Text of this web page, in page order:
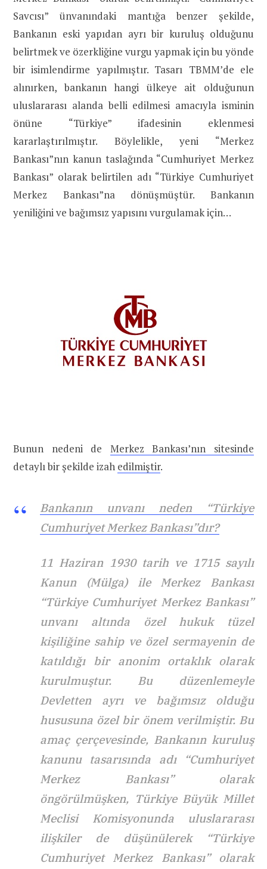
Savcısı” ünvanındaki mantığa benzer şekilde,
Bankanın eski yapıdan ayrı bir kuruluş olduğunu
belirtmek ve özerkliğine vurgu yapmak için bu yönde
bir isimlendirme yapılmıştır. Tasarı TBMM’de ele
alınırken, bankanın hangi ülkeye ait olduğunun
uluslararası alanda belli edilmesi amacıyla isminin
önüne “Türkiye” ifadesinin eklenmesi
kararlaştırılmıştır. Böylelikle, yeni “Merkez
Bankası”nın kanun taslağında “Cumhuriyet Merkez
Bankası” olarak belirtilen adı “Türkiye Cumhuriyet
Merkez Bankası”na dönüşmüştür. Bankanın
yeniliğini ve bağımsız yapısını vurgulamak için…
Bunun nedeni de Merkez Bankası’nın sitesinde
detaylı bir şekilde izah edilmiştir.
Bankanın unvanı neden “Türkiye
Cumhuriyet Merkez Bankası”dır?
11 Haziran 1930 tarih ve 1715 sayılı
Kanun (Mülga) ile Merkez Bankası
“Türkiye Cumhuriyet Merkez Bankası”
unvanı altında özel hukuk tüzel
kişiliğine sahip ve özel sermayenin de
katıldığı bir anonim ortaklık olarak
kurulmuştur. Bu düzenlemeyle
Devletten ayrı ve bağımsız olduğu
hususuna özel bir önem verilmiştir. Bu
amaç çerçevesinde, Bankanın kuruluş
kanunu tasarısında adı “Cumhuriyet
Merkez Bankası” olarak
öngörülmüşken, Türkiye Büyük Millet
Meclisi Komisyonunda uluslararası
ilişkiler de düşünülerek “Türkiye
Cumhuriyet Merkez Bankası” olarak